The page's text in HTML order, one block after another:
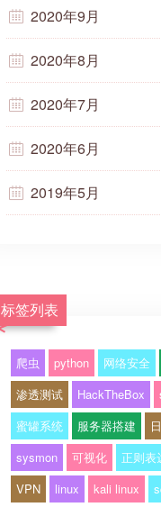
2020年9月
2020年8月
2020年7月
2020年6月
2019年5月
标签列表
爬虫 python 网络安全
渗透测试
HackTheBox
蜜罐系统
服务器搭建
sysmon
可视化 正则表
VPN
linux kali linux